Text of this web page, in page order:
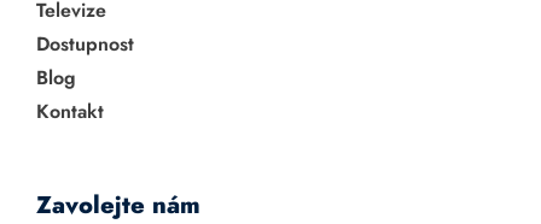
Televize
Dostupnost
Blog
Kontakt
Zavolejte nám